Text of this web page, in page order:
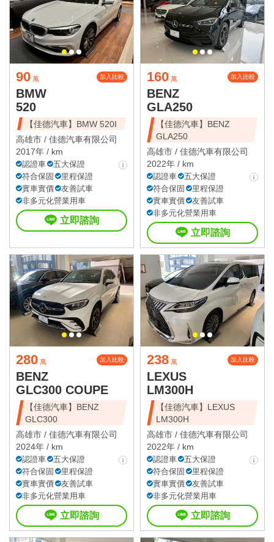
90 萬 加入比較
BMW
520
【佳德汽車】BMW 520I
高雄市 / 佳德汽車有限公司
2017年 / km
認證車
五大保證
符合保固
里程保證
實車實價
友善試車
非多元化營業用車
立即諮詢
160 萬 加入比較
BENZ
GLA250
【佳德汽車】BENZ
GLA250
高雄市 / 佳德汽車有限公司
2022年 / km
認證車
五大保證
符合保固
里程保證
實車實價
友善試車
非多元化營業用車
立即諮詢
280 萬 加入比較
BENZ
GLC300 COUPE
【佳德汽車】BENZ
GLC300
高雄市 / 佳德汽車有限公司
2024年 / km
認證車
五大保證
符合保固
里程保證
實車實價
友善試車
非多元化營業用車
立即諮詢
238 萬 加入比較
LEXUS
LM300H
【佳德汽車】LEXUS
LM300H
高雄市 / 佳德汽車有限公司
2022年 / km
認證車
五大保證
符合保固
里程保證
實車實價
友善試車
非多元化營業用車
立即諮詢